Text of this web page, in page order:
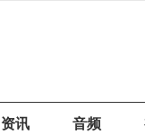
资讯 音频